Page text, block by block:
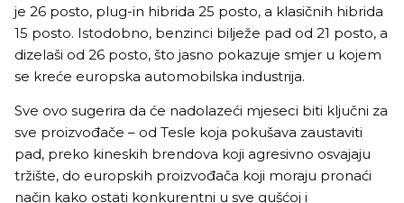
je 26 posto, plug-in hibrida 25 posto, a klasičnih hibrida
15 posto. Istodobno, benzinci bilježe pad od 21 posto, a
dizelaši od 26 posto, što jasno pokazuje smjer u kojem
se kreće europska automobilska industrija.
Sve ovo sugerira da će nadolazeći mjeseci biti ključni za
sve proizvođače – od Tesle koja pokušava zaustaviti
pad, preko kineskih brendova koji agresivno osvajaju
tržište, do europskih proizvođača koji moraju pronaći
način kako ostati konkurentni u sve gušćoj i